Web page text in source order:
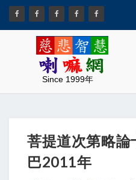
Since 1999年
菩提道次第略
巴2011年